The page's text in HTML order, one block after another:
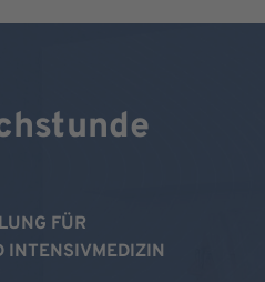
FÜR
INTENSIVMEDIZIN